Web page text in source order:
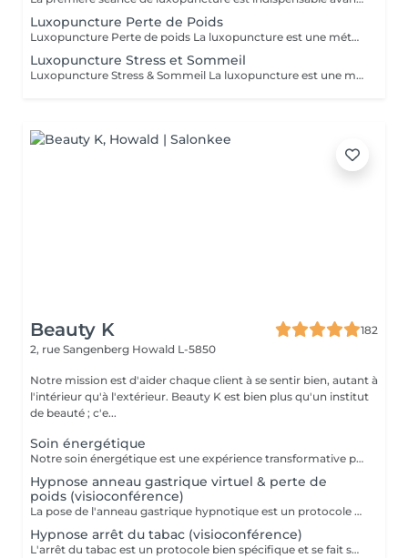
Luxopuncture Perte de Poids
Luxopuncture Perte de poids La luxopuncture est une méthode douce et non invasive qui aide à réguler l'appétit, réduire les fringales et rééquilibrer le métabolisme. Idéale pour accompagner une perte de poids progressive, elle agit également sur le stress et les compulsions alimentaires. Chaque séance est adaptée à vos besoins afin de vous accompagner en douceur vers un meilleur équilibre et des résultats durables. Un accompagnement naturel pour retrouver légèreté, équilibre et bien-être au quotidien.
Luxopuncture Stress et Sommeil
Luxopuncture Stress & Sommeil La luxopuncture est une méthode douce et non invasive qui aide à apaiser le système nerveux, réduire le stress et améliorer la qualité du sommeil. Elle se pratique à l'aide d'un stylo à infrarouge qui stimule des points réflexes du corps, sans aiguille et en toute douceur. Chaque séance est adaptée à vos besoins afin de favoriser un relâchement profond et un apaisement durable. Un accompagnement naturel pour retrouver calme, sérénité et un sommeil réparateur.
Beauty K
182
2, rue Sangenberg Howald L-5850
Notre mission est d'aider chaque client à se sentir bien, autant à
l'intérieur qu'à l'extérieur. Beauty K est bien plus qu'un institut
de beauté ; c'e...
Soin énergétique
Notre soin énergétique est une expérience transformative pour libérer blocages et tensions, tout en cultivant une paix intérieure profonde. Ce traitement unique agit sur les énergies environnantes et utilise des techniques éprouvées pour harmoniser l'énergie vitale de votre corps. Avec une approche holistique, nous ciblons les déséquilibres énergétiques qui influent sur votre santé physique et émotionnelle. Basée sur l'interaction avec les champs énergétiques, cette méthode restaure l'équilibre entre corps, esprit et âme. Ce soin, apaisant et régénérant, stimule vos capacités naturelles d'auto-guérison, renforçant vitalité et clarté mentale. Idéal pour se sentir revitalisé, allégé du quotidien, et en harmonie avec soi-même.
Hypnose anneau gastrique virtuel & perte de
poids (visioconférence)
La pose de l'anneau gastrique hypnotique est un protocole bien spécifique et se fait sur 4 séances. Une séance de suivi est également comprise dans le forfait. L'anneau gastrique hypnotique sera bénéfique pour quiconque a un surpoids de 10kg ou plus. La solution hypnotique vous permet de perdre vos kilos en trop sans passer par la case chirurgie chère et dangereuse. Grâce à l'anneau gastrique hypnotique, vous créez un rapport différent avec la nourriture afin de changer vos habitudes alimentaires durablement. Plus d'informations sur : http://jgchypnose.com
Hypnose arrêt du tabac (visioconférence)
L'arrêt du tabac est un protocole bien spécifique et se fait sur 4 séances. Une séance de suivi est également comprise dans le forfait. Motivé à vous libérer du tabac ? Agissez, reprenez votre vie en main et libérez-vous de ces comportements automatiques. Grâce aux suggestions mentales, l'hypnose offre des résultats spectaculaires.